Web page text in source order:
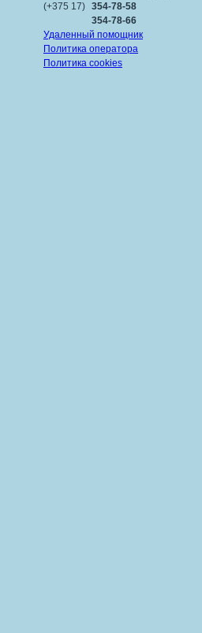
(+375 17) 354-78-58
354-78-66
Удаленный помощник
Политика оператора
Политика cookies